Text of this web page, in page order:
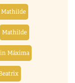
Mathilde
Máxima